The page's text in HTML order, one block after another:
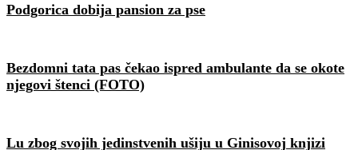
Podgorica dobija pansion za pse
Bezdomni tata pas čekao ispred ambulante da se okote
njegovi štenci (FOTO)
Lu zbog svojih jedinstvenih ušiju u Ginisovoj knjizi